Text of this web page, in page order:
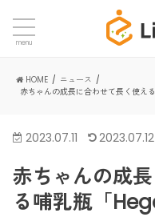
menu
HOME
ニュース
赤ちゃんの成長に合わせて長く使え
2023.07.11 2023.07.12
赤ちゃんの成
る哺乳瓶「